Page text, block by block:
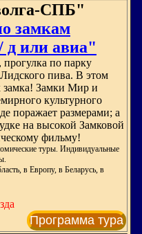
СПБ"
замкам
д или авиа"
прогулка по парку
пива. В этом
замка! Замки Мир и
культурного
поражает размерами; а
на высокой Замковой
фильму!
туры. Индивидуальные
в Европу, в Беларусь, в
Программа тура